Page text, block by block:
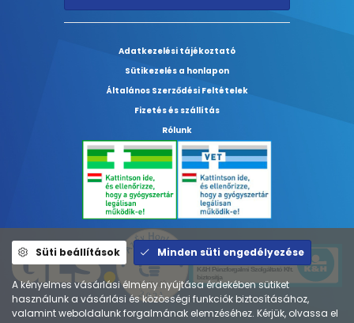
Adatkezelési tájékoztató
Sütikezelés a honlapon
Általános Szerződési Feltételek
Fizetés és szállítás
Rólunk
Süti beállítások Minden süti engedélyezése
A kényelmes vásárlási élmény nyújtása érdekében sütiket
használunk a vásárlási és közösségi funkciók biztosításához,
valamint weboldalunk forgalmának elemzéséhez. Kérjük, olvassa el